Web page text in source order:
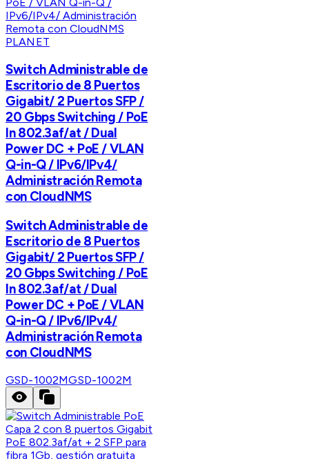
PLANET
Switch Administrable de
Escritorio de 8 Puertos
Gigabit/ 2 Puertos SFP /
20 Gbps Switching / PoE
In 802.3af/at / Dual
Power DC + PoE / VLAN
Q-in-Q / IPv6/IPv4/
Administración Remota
con CloudNMS
Switch Administrable de
Escritorio de 8 Puertos
Gigabit/ 2 Puertos SFP /
20 Gbps Switching / PoE
In 802.3af/at / Dual
Power DC + PoE / VLAN
Q-in-Q / IPv6/IPv4/
Administración Remota
con CloudNMS
GSD-1002MGSD-1002M